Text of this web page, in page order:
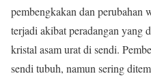
pembengkakan dan perubahan
terjadi akibat peradangan yang
kristal asam urat di sendi.
sendi tubuh, namun sering